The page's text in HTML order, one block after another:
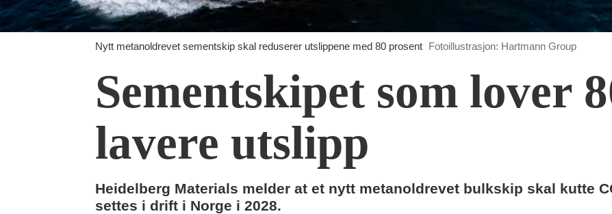
Nytt metanoldrevet sementskip skal reduserer utslippene med 80 prosent Fotoillustrasjon: Hartmann Group
Sementskipet som lover
lavere utslipp
Heidelberg Materials melder at et nytt metanoldrevet bulkskip skal kutte
settes i drift i Norge i 2028.